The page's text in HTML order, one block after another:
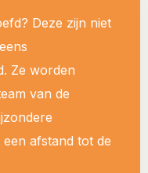
Deze zijn niet
Ze worden
van de
afstand tot de